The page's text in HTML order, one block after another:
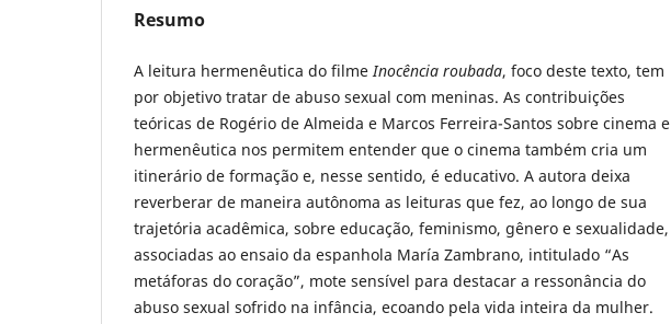
Resumo
A leitura hermenêutica do filmeInocência roubada, foco deste texto, tem
por objetivo tratar de abuso sexual com meninas. As contribuições
teóricas de Rogério de Almeida e Marcos Ferreira-Santos sobre cinema e
hermenêutica nos permitem entender que o cinema também cria um
itinerário de formação e, nesse sentido, é educativo. A autora deixa
reverberar de maneira autônoma as leituras que fez, ao longo de sua
trajetória acadêmica, sobre educação, feminismo, gênero e sexualidade,
associadas ao ensaio da espanhola María Zambrano, intitulado “As
metáforas do coração”, mote sensível para destacar a ressonância do
abuso sexual sofrido na infância, ecoando pela vida inteira da mulher.